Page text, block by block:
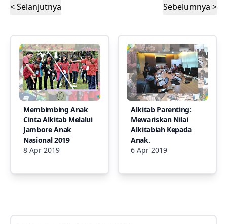
< Selanjutnya Sebelumnya >
Membimbing Anak
Cinta Alkitab Melalui
Jambore Anak
Nasional 2019
8 Apr 2019
Alkitab Parenting:
Mewariskan Nilai
Alkitabiah Kepada
Anak.
6 Apr 2019